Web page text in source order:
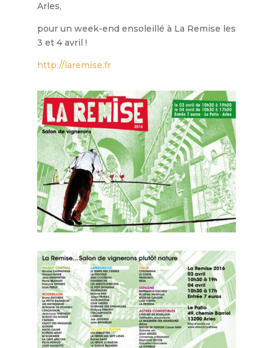
Arles,
pour un week-end ensoleillé à La Remise les
3 et 4 avril !
http://laremise.fr